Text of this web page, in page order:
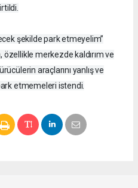
şekilde park etmeyelim”
özellikle merkezde kaldırım ve
araçlarını yanlış ve
etmemeleri istendi.